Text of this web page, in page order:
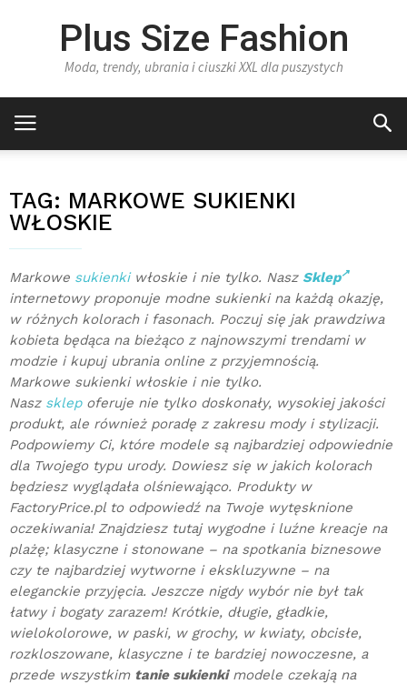
Plus Size Fashion
Moda, trendy, ubrania i ciuszki XXL dla puszystych
TAG: MARKOWE SUKIENKI
WŁOSKIE
Markowe sukienkiwłoskie i nie tylko. Nasz Sklep
internetowy proponuje modne sukienki na każdą okazję,
w różnych kolorach i fasonach. Poczuj się jak prawdziwa
kobieta będąca na bieżąco z najnowszymi trendami w
modzie i kupuj ubrania online z przyjemnością.
Markowe sukienki włoskie i nie tylko.
Nasz sklepoferuje nie tylko doskonały, wysokiej jakości
produkt, ale również poradę z zakresu mody i stylizacji.
Podpowiemy Ci, które modele są najbardziej odpowiednie
dla Twojego typu urody. Dowiesz się w jakich kolorach
będziesz wyglądała olśniewająco. Produkty w
FactoryPrice.pl to odpowiedź na Twoje wytęsknione
oczekiwania! Znajdziesz tutaj wygodne i luźne kreacje na
plażę; klasyczne i stonowane – na spotkania biznesowe
czy te najbardziej wytworne i ekskluzywne – na
eleganckie przyjęcia. Jeszcze nigdy wybór nie był tak
łatwy i bogaty zarazem! Krótkie, długie, gładkie,
wielokolorowe, w paski, w grochy, w kwiaty, obcisłe,
rozkloszowane, klasyczne i te bardziej nowoczesne, a
przede wszystkim tanie sukienkimodele czekają na